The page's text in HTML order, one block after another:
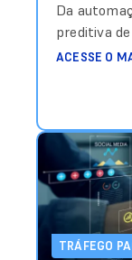
Da
preditiva
estruturar
“operador
definia
base em
Ler
ACESSE O
TRÁFEGO